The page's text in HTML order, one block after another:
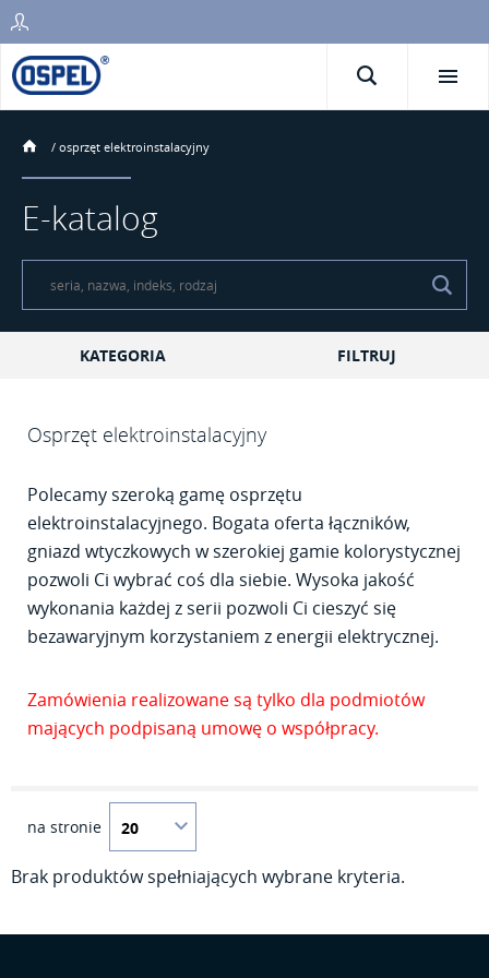
/ osprzęt elektroinstalacyjny
E-katalog
KATEGORIA FILTRUJ
Osprzęt elektroinstalacyjny
Polecamy szeroką gamę osprzętu
elektroinstalacyjnego. Bogata oferta łączników,
gniazd wtyczkowych w szerokiej gamie kolorystycznej
pozwoli Ci wybrać coś dla siebie. Wysoka jakość
wykonania każdej z serii pozwoli Ci cieszyć się
bezawaryjnym korzystaniem z energii elektrycznej.
Zamówienia realizowane są tylko dla podmiotów
mających podpisaną umowę o współpracy.
na stronie
Brak produktów spełniających wybrane kryteria.